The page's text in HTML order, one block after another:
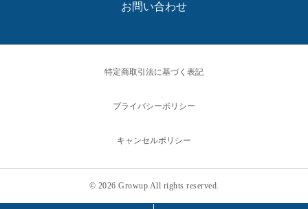
お問い合わせ
© 2026 Growup All rights reserved.
特定商取引法に基づく表記
プライバシーポリシー
キャンセルポリシー